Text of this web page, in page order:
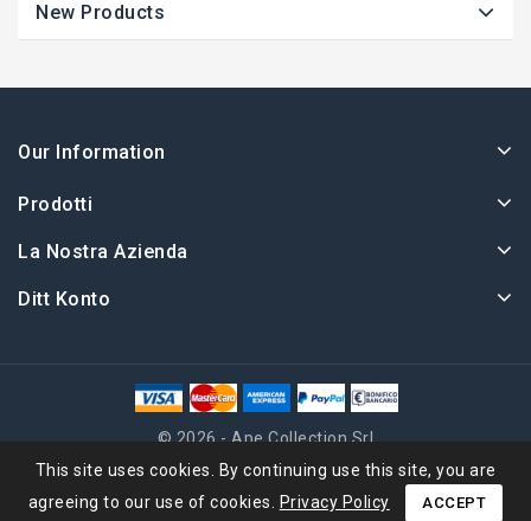
New Products
Our Information
Prodotti
La Nostra Azienda
Ditt Konto
This site uses cookies. By continuing use this site, you are
agreeing to our use of cookies.
Privacy Policy ACCEPT
© 2026 - Ape Collection Srl